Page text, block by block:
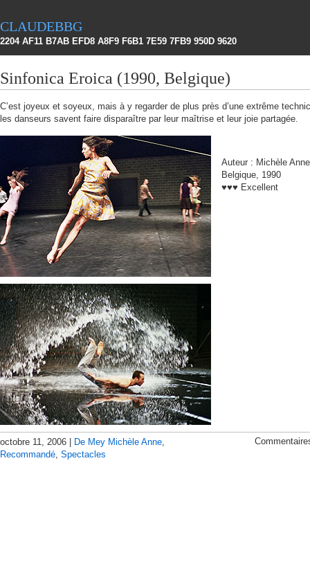
claudebbg
2204 AF11 B7AB EFD8 A8F9 F6B1 7E59 7FB9 950D 9620
Sinfonica Eroica (1990, Belgique)
C’est joyeux et soyeux, mais à y regarder de plus près d’une extrême
les danseurs savent faire disparaître par leur maîtrise et leur joie partagée.
Auteur : Michèle
Belgique, 1990
♥♥♥ Excellent
octobre 11, 2006 | De Mey Michèle Anne,
Recommandé, Spectacles